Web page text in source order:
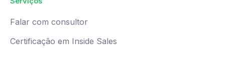
Falar com consultor
Certificação em Inside Sales